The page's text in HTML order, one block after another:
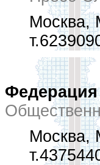
Москва,
Москва,